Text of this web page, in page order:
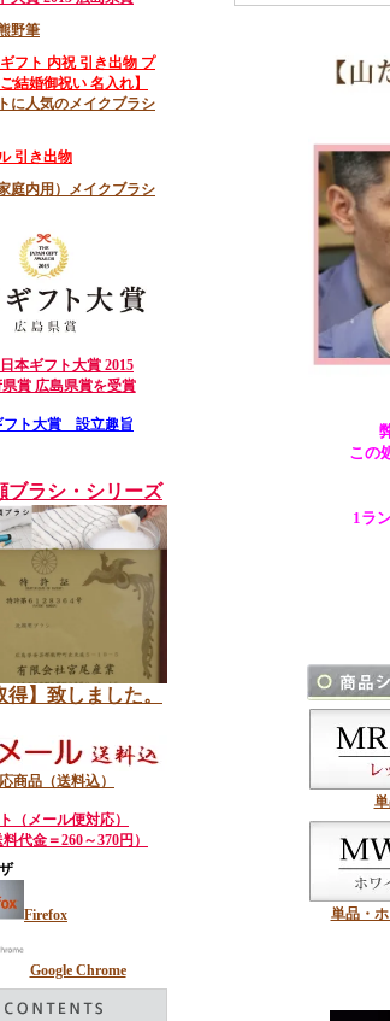
野筆
ギフト 内祝 引き出物 プ
結婚御祝い 名入れ】
に人気のメイクブラシ
引き出物
庭内用）メイクブラシ
本ギフト大賞 2015
賞 広島県賞を受賞
フト大賞 設立趣旨
ブラシ・シリーズ
得】致しました。
商品（送料込）
（メール便対応）
代金＝260～370円）
Firefox
Google Chrome
この
1ラ
単品・